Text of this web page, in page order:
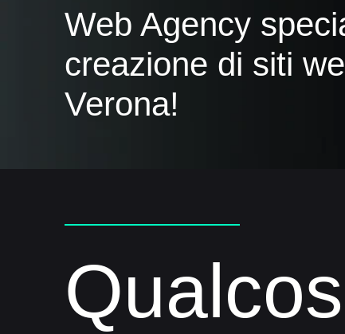
Web Agency
creazione di siti
Verona!